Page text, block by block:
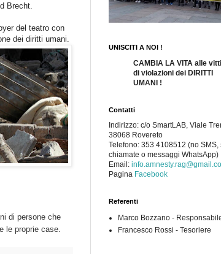
Brecht.
del teatro con
dei diritti umani.
di persone che
le proprie case.
UNISCITI A NOI !
CAMBIA LA VITA alle
di violazioni dei DIRITTI
UMANI !
Contatti
Indirizzo: c/o SmartLAB, Viale
38068 Rovereto
Telefono: 353 4108512 (no SMS,
chiamate o messaggi WhatsApp)
Email:
Pagina Facebook
Referenti
Marco Bozzano -
Francesco Rossi - Tesoriere